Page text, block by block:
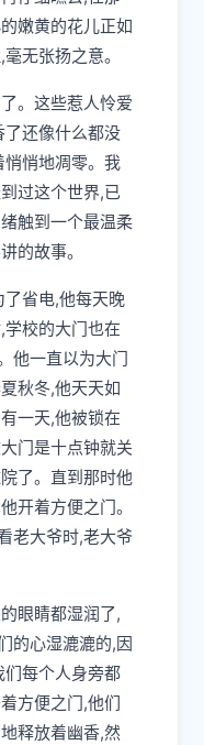
嫩黄的花儿正如
无张扬之意。
。这些惹人怜爱
了还像什么都没
悄悄地凋零。我
过这个世界,已
触到一个最温柔
的故事。
省电,他每天晚
校的大门也在
他一直以为大门
秋冬,他天天如
一天,他被锁在
门是十点钟就关
了。直到那时他
开着方便之门。
老大爷时,老大爷
眼睛都湿润了,
的心湿漉漉的,因
们每个人身旁都
方便之门,他们
释放着幽香,然